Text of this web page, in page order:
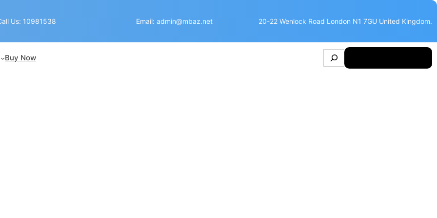
Us: 10981538 Email: admin@mbaz.net 20-22 Wenlock Road London N1 7GU United Kingdom.
Buy Now
e